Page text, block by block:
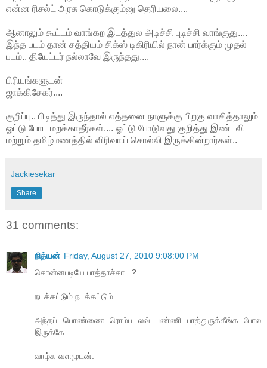
என்ன ரிசல்ட் அரசு கொடுக்கும்னு தெரியலை....
ஆனாலும் கூட்டம் வாங்கற இடத்துல அடிச்சி புடிச்சி வாங்குது....
இந்த படம் தான் சத்தியம் சிக்ஸ் டிகிரியில் நான் பார்க்கும் முதல்
படம்.. தியேட்டர் நல்லாவே இருந்தது....
பிரியங்களுடன்
ஜாக்கிசேகர்....
குறிப்பு.. பிடித்து இருந்தால் எத்தனை நாளுக்கு பிறகு வாசித்தாலும்
ஓட்டு போட மறக்காதீர்கள்.... ஓட்டு போடுவது குறித்து இண்டலி
மற்றும் தமிழ்மணத்தில் விரிவாய் சொல்லி இருக்கின்றார்கள்..
Jackiesekar
Share
31 comments:
நித்யன் Friday, August 27, 2010 9:08:00 PM
சொன்னபடியே பாத்தாச்சா...?
நடக்கட்டும் நடக்கட்டும்.
அந்தப் பொண்ணை ரொம்ப லவ் பண்ணி பாத்துருக்கீங்க போல
இருக்கே...
வாழ்க வளமுடன்.